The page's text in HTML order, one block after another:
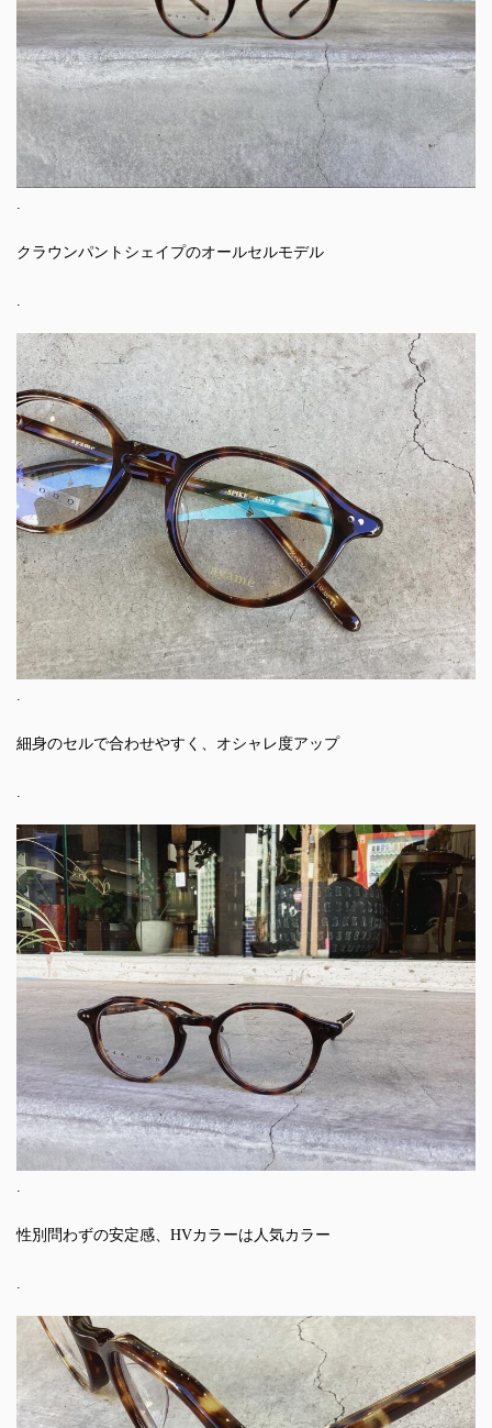
クラウンパントシェイプのオールセルモデル
細身のセルで合わせやすく、オシャレ度アップ
性別問わずの安定感、HVカラーは人気カラー